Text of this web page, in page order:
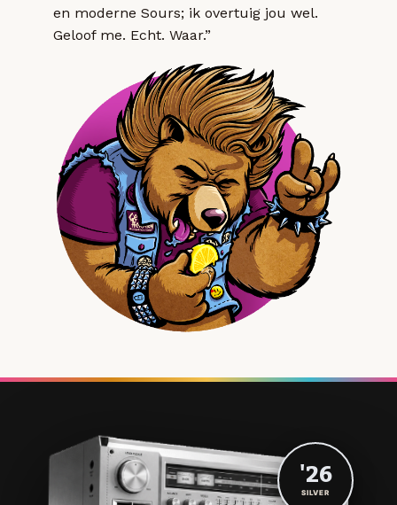
en moderne Sours; ik overtuig jou wel.
Geloof me. Echt. Waar.”
'26
SILVER